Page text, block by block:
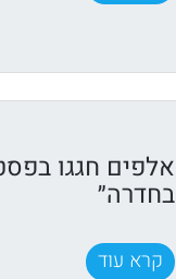
אלפים חגגו
בחדרה״
קרא עוד